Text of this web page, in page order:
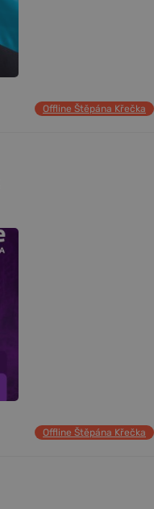
Offline Štěpána Křečka
Offline Štěpána Křečka